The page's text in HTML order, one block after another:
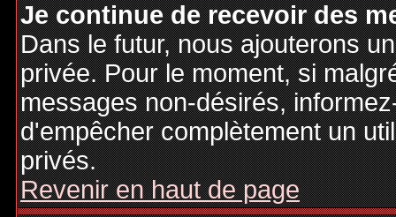
Je continue de recevoir des
Dans le futur, nous ajouterons
privée. Pour le moment, si
messages non-désirés,
d'empêcher complètement un
privés.
Revenir en haut de page